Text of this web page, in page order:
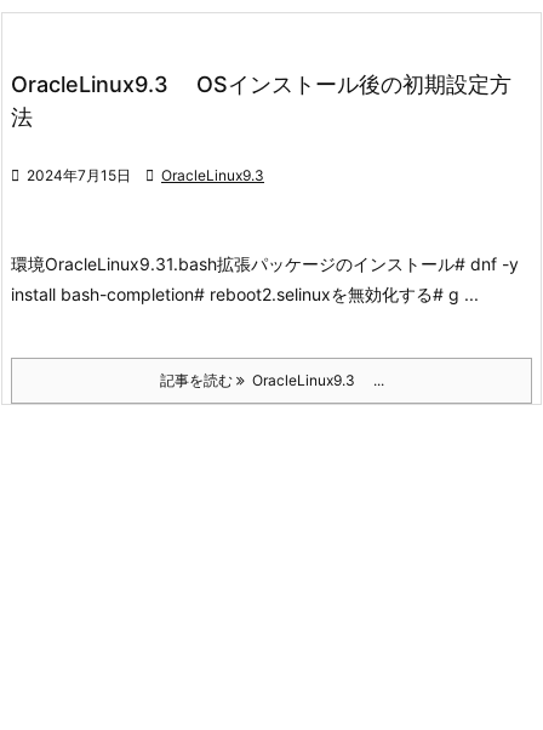
OracleLinux9.3 OSインストール後の初期設定方
法
 2024年7月15日  OracleLinux9.3
環境OracleLinux9.31.bash拡張パッケージのインストール# dnf -y
install bash-completion# reboot2.selinuxを無効化する# g ...
記事を読む OracleLinux9.3 ...